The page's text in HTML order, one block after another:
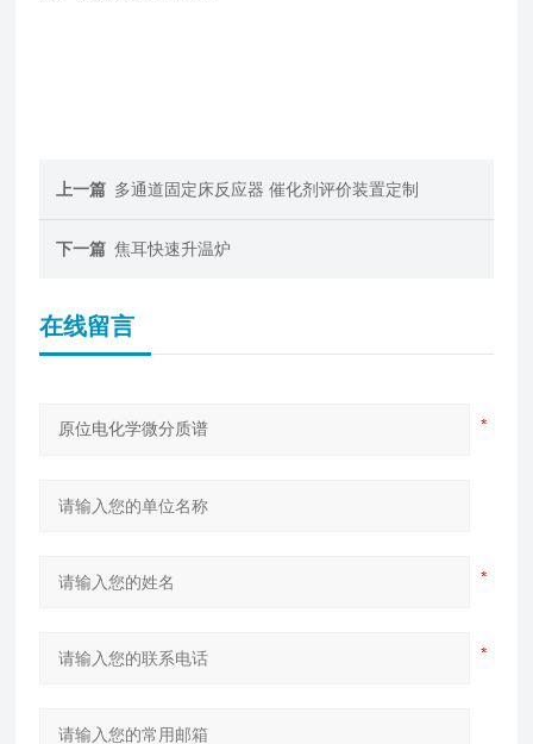
上一篇 多通道固定床反应器 催化剂评价装置定制
下一篇 焦耳快速升温炉
在线留言